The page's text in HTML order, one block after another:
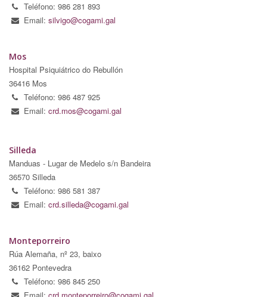
Teléfono: 986 281 893
Email: silvigo@cogami.gal
Mos
Hospital Psiquiátrico do Rebullón
36416 Mos
Teléfono: 986 487 925
Email: crd.mos@cogami.gal
Silleda
Manduas - Lugar de Medelo s/n Bandeira
36570 Silleda
Teléfono: 986 581 387
Email: crd.silleda@cogami.gal
Monteporreiro
Rúa Alemaña, nº 23, baixo
36162 Pontevedra
Teléfono: 986 845 250